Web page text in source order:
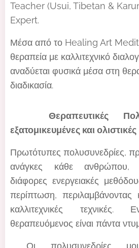
Teacher (Usui, Tibetan &
Expert.
Μέσα από το Healing Art
θεραπεία με καλλιτεχνικό
αναδύεται φυσικά μέσα στη
διαδικασία.
🙌 Θεραπευτικές
εξατομικευμένες και ολιστικές
Πρωτότυπες πολυσυνεδρίες,
ανάγκες κάθε ανθρώπου,
διάφορες ενεργειακές
περίπτωση, περιλαμβάνοντας
καλλιτεχνικές τεχνικές.
θεραπευόμενος είναι πάντα